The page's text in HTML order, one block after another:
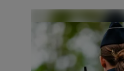
départs de feu, la
des Vosges a lancé un
agriculteurs volontaires